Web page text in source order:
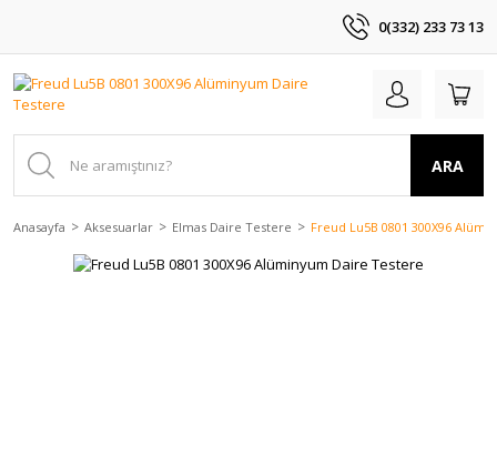
0(332) 233 73 13
ARA
Anasayfa Aksesuarlar Elmas Daire Testere Freud Lu5B 0801 300X96